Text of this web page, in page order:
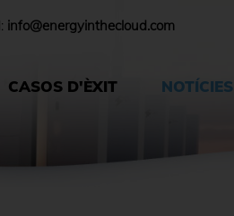
info@energyinthecloud.com
CASOS D'ÈXIT NOTÍCIES